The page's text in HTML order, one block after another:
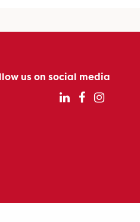
us on social media